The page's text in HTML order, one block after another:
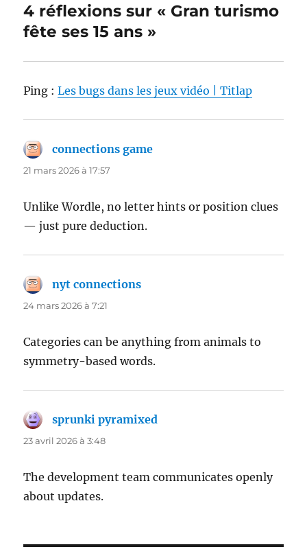
4 réflexions sur « Gran turismo
fête ses 15 ans »
Ping :Les bugs dans les jeux vidéo | Titlap
connections game
21 mars 2026 à 17:57
Unlike Wordle, no letter hints or position clues
— just pure deduction.
nyt connections
24 mars 2026 à 7:21
Categories can be anything from animals to
symmetry-based words.
sprunki pyramixed
23 avril 2026 à 3:48
The development team communicates openly
about updates.